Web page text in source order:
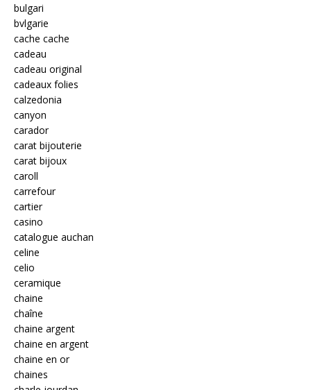
bulgari
bvlgarie
cache cache
cadeau
cadeau original
cadeaux folies
calzedonia
canyon
carador
carat bijouterie
carat bijoux
caroll
carrefour
cartier
casino
catalogue auchan
celine
celio
ceramique
chaine
chaîne
chaine argent
chaine en argent
chaine en or
chaines